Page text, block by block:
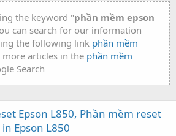
the keyword "phần mềm epson
can search for our information
the following link phần mềm
more articles in the phần mềm
Search
Epson L850, Phần mềm reset
Epson L850